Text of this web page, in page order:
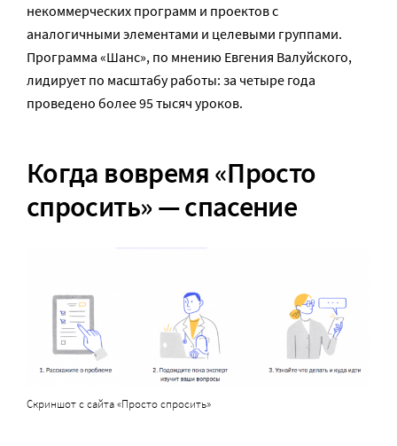
некоммерческих программ и проектов с
аналогичными элементами и целевыми группами.
Программа «Шанс», по мнению Евгения Валуйского,
лидирует по масштабу работы: за четыре года
проведено более 95 тысяч уроков.
Когда вовремя «Просто
спросить» — спасение
Скриншот с сайта «Просто спросить»